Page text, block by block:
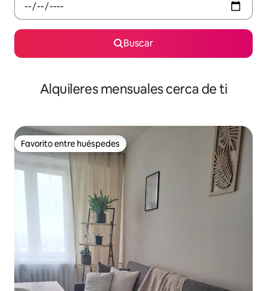
Buscar
Alquileres mensuales cerca de ti
Favorito entre huéspedes
Favorito entre huéspedes